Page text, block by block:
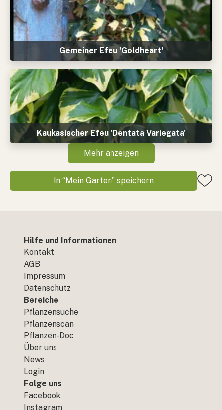
Gemeiner Efeu 'Goldheart'
Kaukasischer Efeu 'Dentata Variegata'
Mehr anzeigen
In “Mein Garten” speichern
Hilfe und Informationen
Kontakt
AGB
Impressum
Datenschutz
Bereiche
Pflanzensuche
Pflanzenscan
Pflanzen-Doc
Über uns
News
Login
Folge uns
Facebook
Instagram